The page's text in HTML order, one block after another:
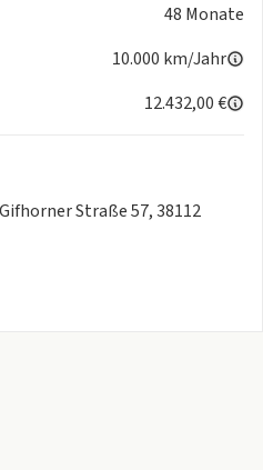
48 Monate
10.000 km/Jahr
12.432,00 €
Straße 57, 38112